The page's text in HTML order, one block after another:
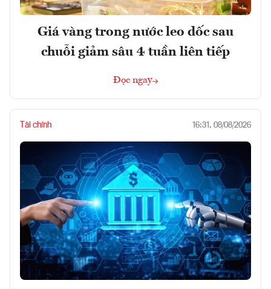
Giá vàng trong nước leo dốc sau
chuỗi giảm sâu 4 tuần liên tiếp
Đọc ngay
Tài chính 16:31, 08/08/2026